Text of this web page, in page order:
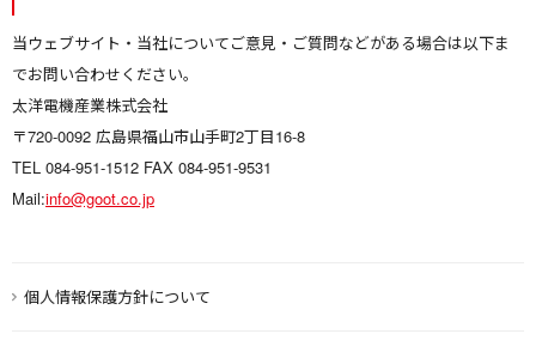
個人情報保護方針について
当ウェブサイト・当社についてご意見・ご質問などがある場合は以下ま
でお問い合わせください。
太洋電機産業株式会社
〒720-0092 広島県福山市山手町2丁目16-8
TEL 084-951-1512 FAX 084-951-9531
Mail:info@goot.co.jp